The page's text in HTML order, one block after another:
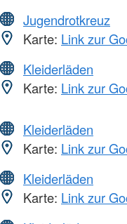
Jugendrotkreuz
Karte: Link zur
Kleiderläden
Karte: Link zur
Kleiderläden
Karte: Link zur
Kleiderläden
Karte: Link zur